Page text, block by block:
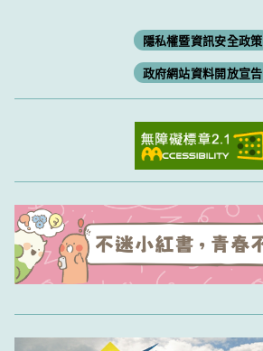
隱私權暨資訊安全政策
政府網站資料開放宣告